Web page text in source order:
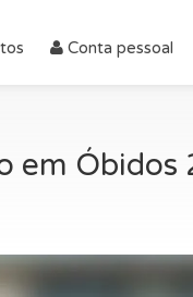
Conta pessoal
em Óbidos